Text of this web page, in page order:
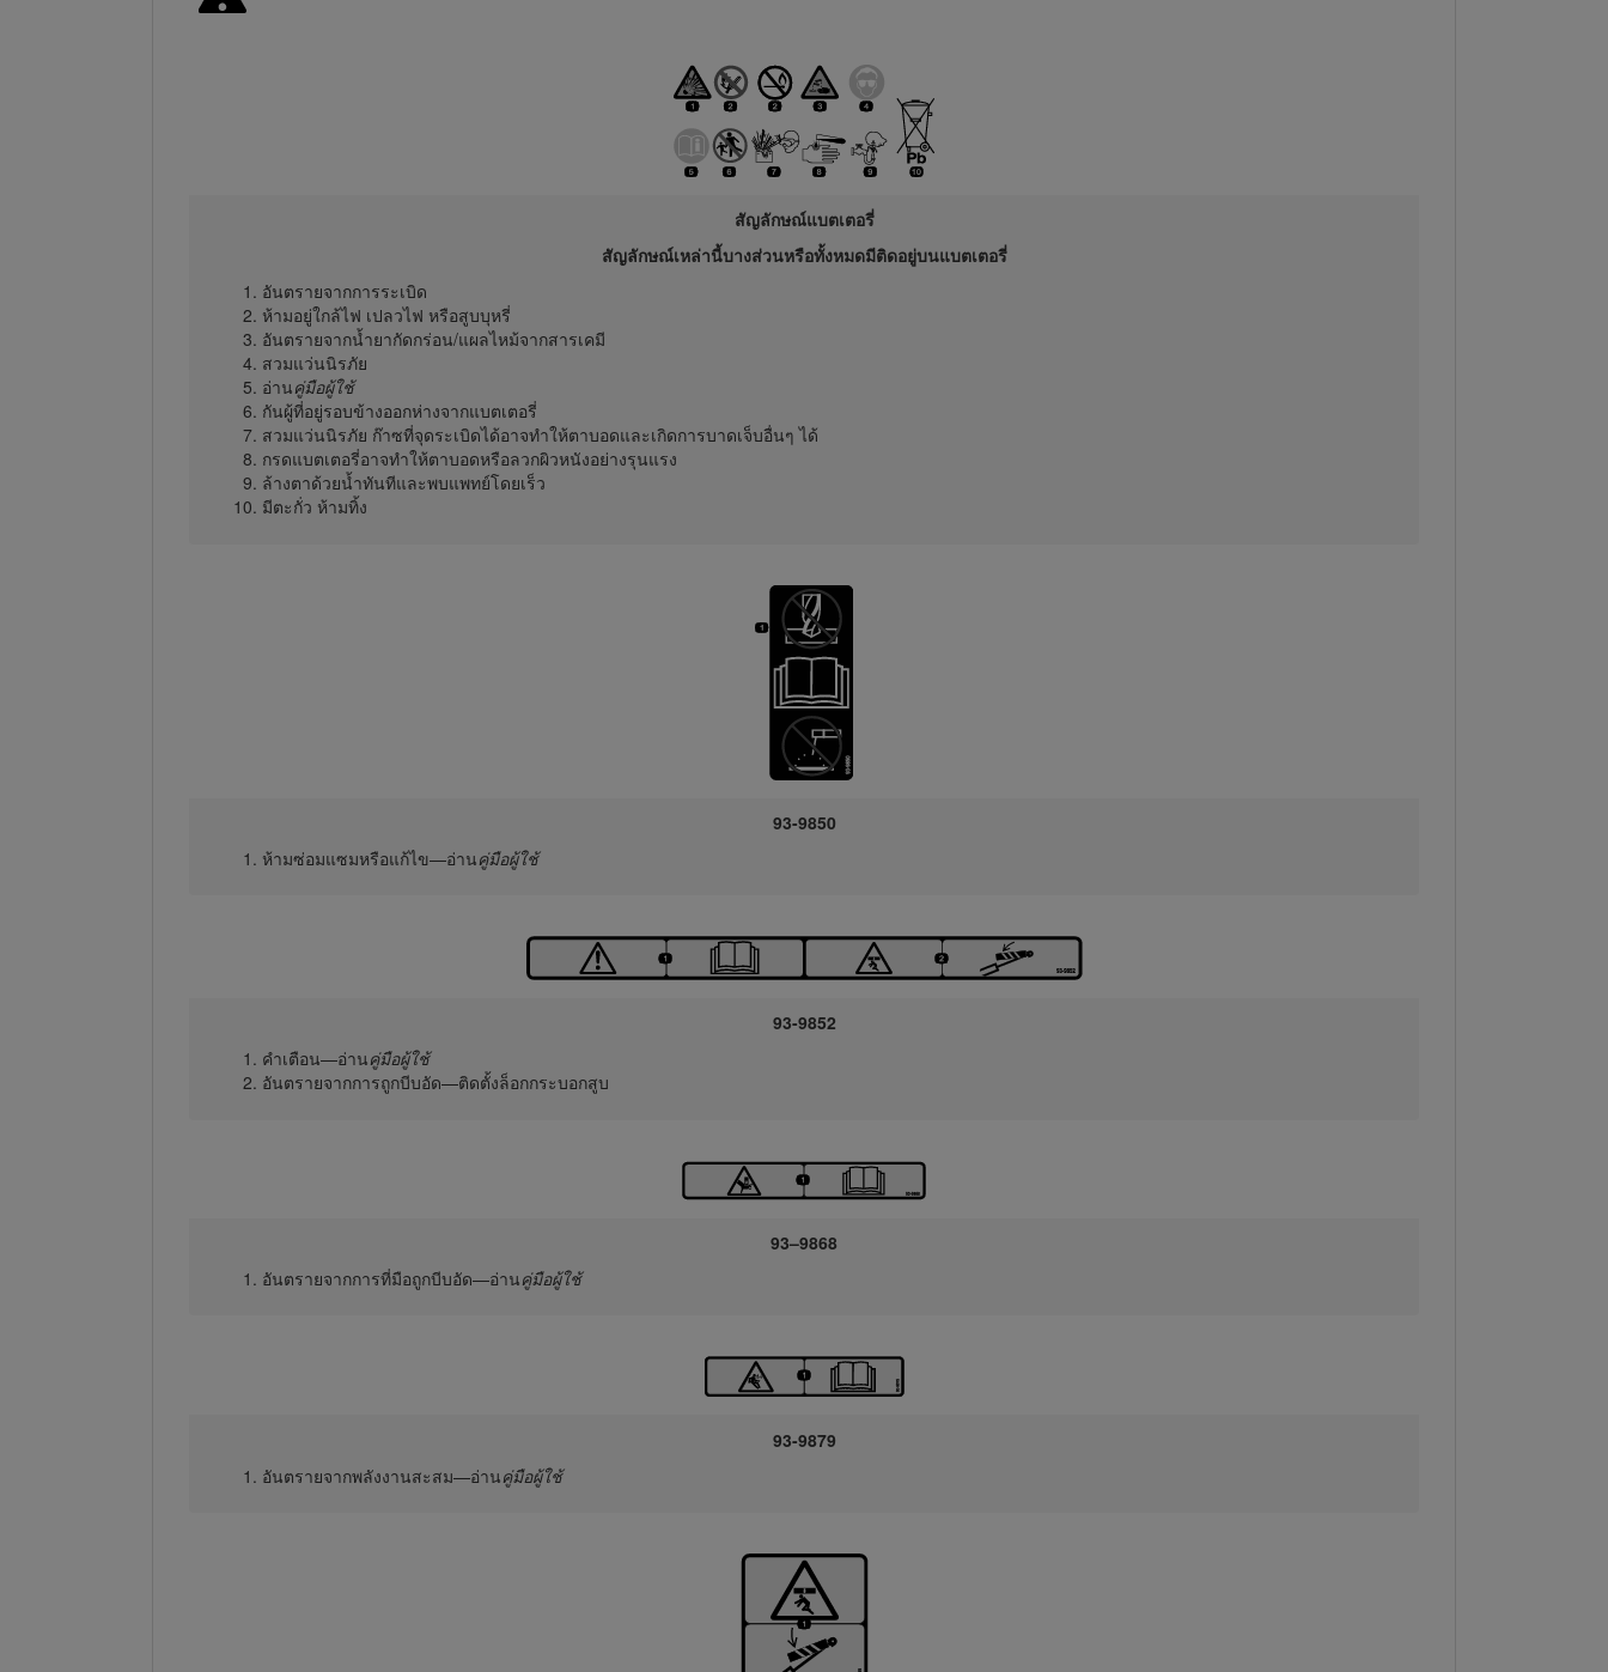
สัญลักษณ์แบตเตอรี่
สัญลักษณ์เหล่านี้บางส่วนหรือทั้งหมดมีติดอยู่บนแบตเตอรี่
อันตรายจากการระเบิด
ห้ามอยู่ใกล้ไฟ เปลวไฟ หรือสูบบุหรี่
อันตรายจากน้ำยากัดกร่อน/แผลไหม้จากสารเคมี
สวมแว่นนิรภัย
อ่านคู่มือผู้ใช้
กันผู้ที่อยู่รอบข้างออกห่างจากแบตเตอรี่
สวมแว่นนิรภัย ก๊าซที่จุดระเบิดได้อาจทำให้ตาบอดและเกิดการบาดเจ็บอื่นๆ ได้
กรดแบตเตอรี่อาจทำให้ตาบอดหรือลวกผิวหนังอย่างรุนแรง
ล้างตาด้วยน้ำทันทีและพบแพทย์โดยเร็ว
มีตะกั่ว ห้ามทิ้ง
93-9850
ห้ามซ่อมแซมหรือแก้ไข—อ่านคู่มือผู้ใช้
93-9852
คำเตือน—อ่านคู่มือผู้ใช้
อันตรายจากการถูกบีบอัด—ติดตั้งล็อกกระบอกสูบ
93–9868
อันตรายจากการที่มือถูกบีบอัด—อ่านคู่มือผู้ใช้
93-9879
อันตรายจากพลังงานสะสม—อ่านคู่มือผู้ใช้